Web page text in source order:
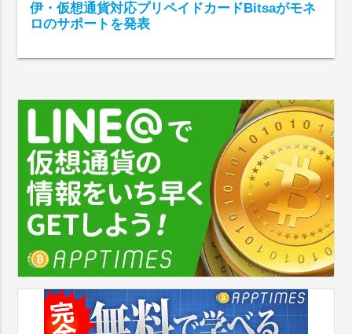
伊・仮想通貨対応プリペイドカードBitsaがモネ
ロのサポートを発表